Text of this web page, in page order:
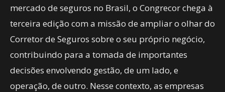
mercado de seguros no Brasil, o Congrecor chega à
terceira edição com a missão de ampliar o olhar do
Corretor de Seguros sobre o seu próprio negócio,
contribuindo para a tomada de importantes
decisões envolvendo gestão, de um lado, e
operação, de outro. Nesse contexto, as empresas